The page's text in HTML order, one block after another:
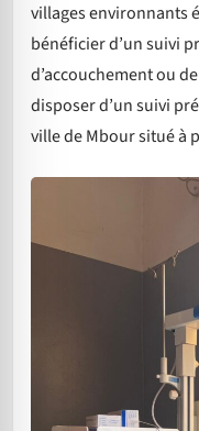
villages environnants
bénéficier d’un suivi
d’accouchement ou
disposer d’un suivi
ville de Mbour situé à